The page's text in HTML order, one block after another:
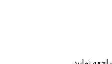
نمایید.